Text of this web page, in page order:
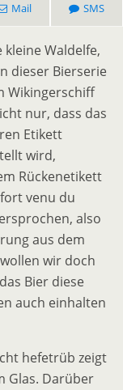
Mail SMS
Waldelfe,
dieser Bierserie
Wikingerschiff
nur, dass das
Etikett
wird,
Rückenetikett
venu du
also
aus dem
wir doch
Bier diese
auch einhalten
hefetrüb zeigt
Glas. Darüber